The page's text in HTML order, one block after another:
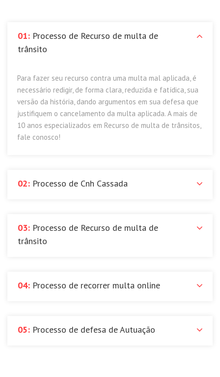
01: Processo de Recurso de multa de
trânsito
Para fazer seu recurso contra uma multa mal aplicada, é
necessário redigir, de forma clara, reduzida e fatídica, sua
versão da história, dando argumentos em sua defesa que
justifiquem o cancelamento da multa aplicada. A mais de
10 anos especializados em Recurso de multa de trânsitos,
fale conosco!
02: Processo de Cnh Cassada
03: Processo de Recurso de multa de
trânsito
04: Processo de recorrer multa online
05: Processo de defesa de Autuação